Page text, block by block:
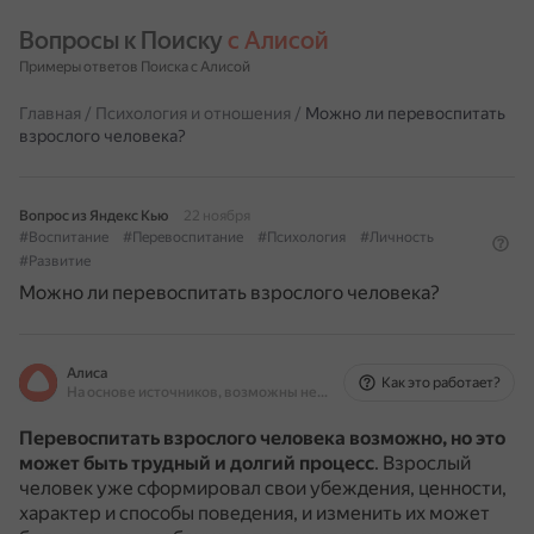
Вопросы к Поиску с Алисой
Примеры ответов Поиска с Алисой
Главная / Психология и отношения / Можно ли перевоспитать
взрослого человека?
Вопрос из Яндекс Кью
22 ноября
#Воспитание
#Перевоспитание #Психология
#Личность
#Развитие
Можно ли перевоспитать взрослого человека?
Алиса
На основе источников, возможны неточности
Как это работает?
Перевоспитать взрослого человека возможно, но это
может быть трудный и долгий процесс. Взрослый
человек уже сформировал свои убеждения, ценности,
характер и способы поведения, и изменить их может